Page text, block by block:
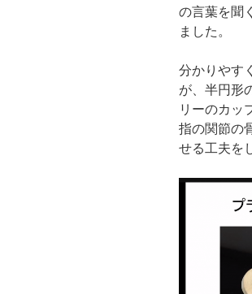
の言葉を聞
ました。
分かりやす
が、半円形
リーのカッ
指の関節の
せる工夫を